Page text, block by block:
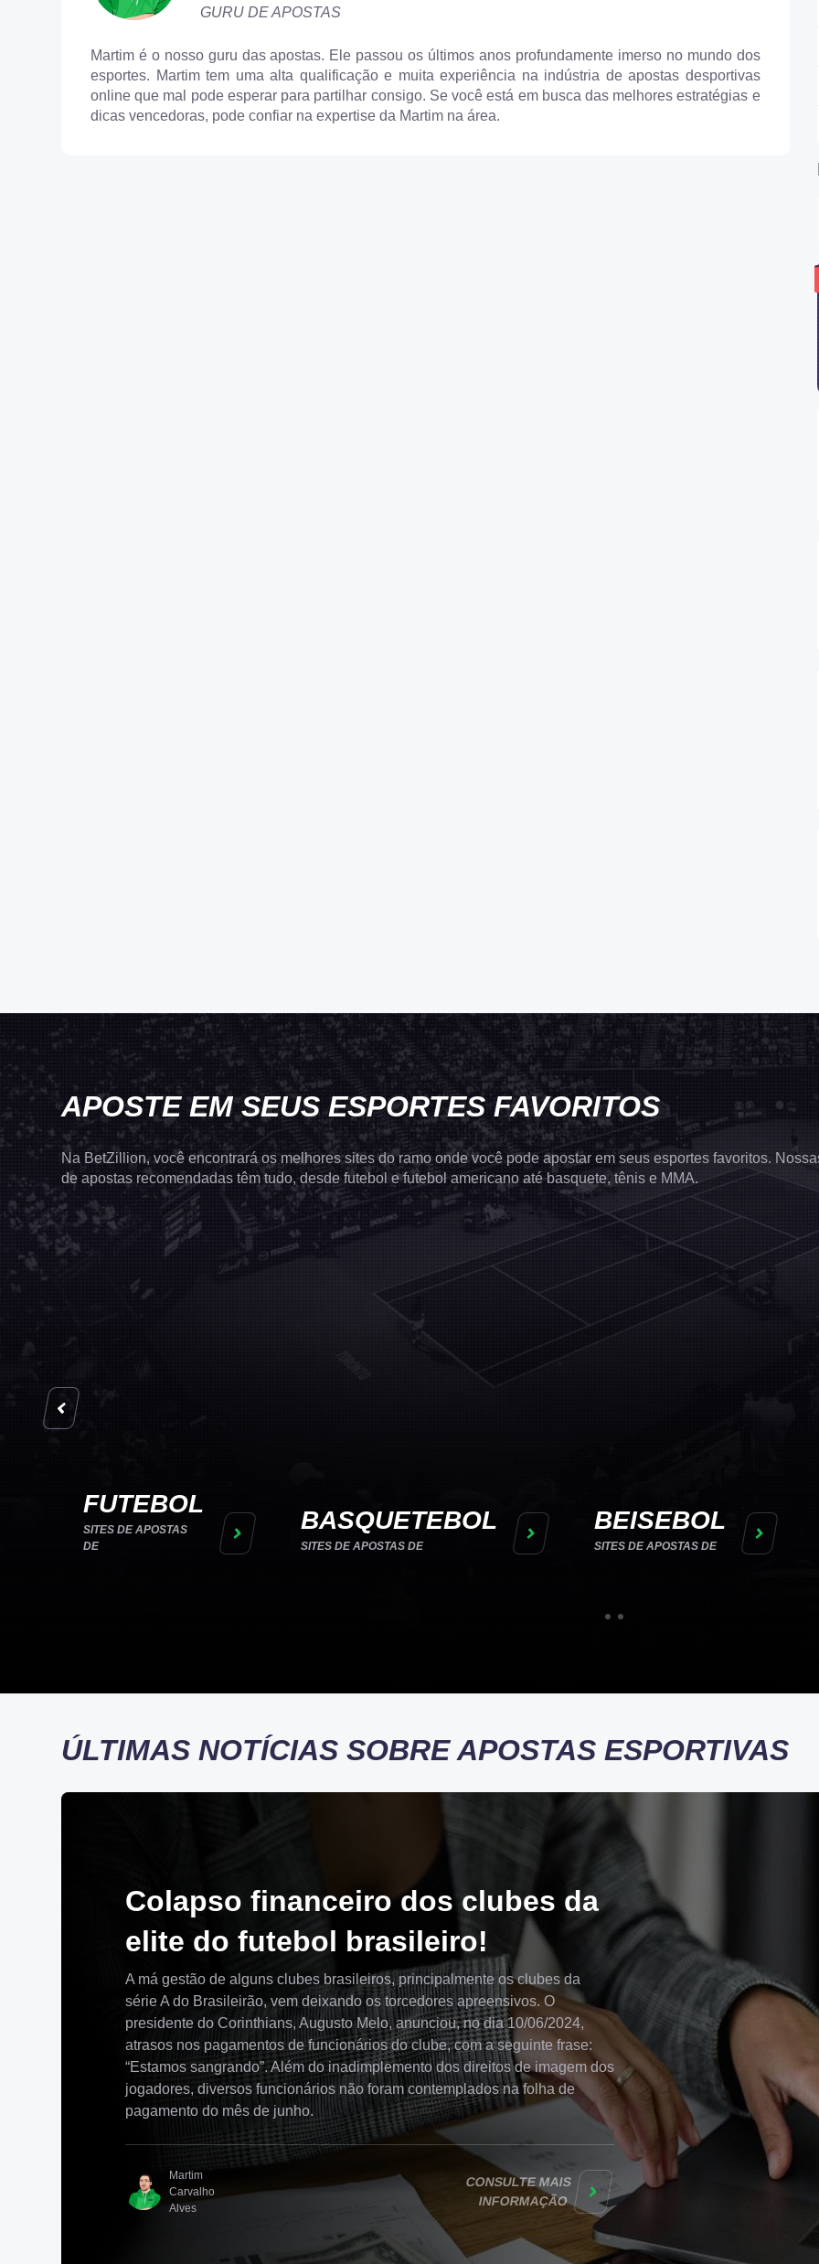
GURU DE APOSTAS
Martim é o nosso guru das apostas. Ele passou os últimos anos profundamente imerso no mundo dos
esportes. Martim tem uma alta qualificação e muita experiência na indústria de apostas desportivas
online que mal pode esperar para partilhar consigo. Se você está em busca das melhores estratégias e
dicas vencedoras, pode confiar na expertise da Martim na área.
APOSTE EM SEUS ESPORTES FAVORITOS
Na BetZillion, você encontrará os melhores sites do ramo onde você pode apostar em seus esportes favoritos.
de apostas recomendadas têm tudo, desde futebol e futebol americano até basquete, tênis e MMA.
FUTEBOL
SITES DE APOSTAS
DE
BASQUETEBOL
SITES DE APOSTAS DE
BEISEBOL
SITES DE APOSTAS DE
ÚLTIMAS NOTÍCIAS SOBRE APOSTAS ESPORTIVAS
Colapso financeiro dos clubes da
elite do futebol brasileiro!
A má gestão de alguns clubes brasileiros, principalmente os clubes da
série A do Brasileirão, vem deixando os torcedores apreensivos. O
presidente do Corinthians, Augusto Melo, anunciou, no dia 10/06/2024,
atrasos nos pagamentos de funcionários do clube, com a seguinte frase:
“Estamos sangrando”. Além do inadimplemento dos direitos de imagem dos
jogadores, diversos funcionários não foram contemplados na folha de
pagamento do mês de junho.
Martim
Carvalho
Alves
CONSULTE MAIS
INFORMAÇÃO